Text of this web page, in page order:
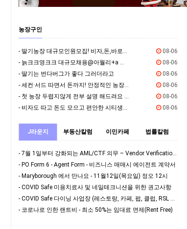
농장구인
- 딸기농장 대규모인원모집! 비자,돈,바로일가능! 함께하실분!
08-06
- 늙크크영크크 대규모채용@아월리+a 벌어가는 초대형팜@숙소제공@비자가능
08-06
- 딸기는 번다버그가 좋다 그러더라고
08-06
- 세컨·서드 따면서 돈까지! 안정적인 농장 구인!
08-06
- 첫 농장 두렵지않게 전부 설명 해드려요 32.18 아월리잡!
08-06
- 비자도 따고 돈도 모으고 편안한 시티생활 하실분!
08-06
J라운지 부동산칼럼 이민카페 법률칼럼
- 7월 1일부터 강화되는 AML/CTF 의무 – Vendor Verification & Bu…
- PO Form 6 - Agent Form - 비즈니스 매매시 에이전트 계약서
- Maryborough 에서 만나요 - 11월12일(목요일) 정오 12시
- COVID Safe 미용치료사 및 네일테크니션을 위한 권고사항
- COVID Safe 다이닝 사업장 (레스토랑, 카페, 펍, 클럽, RSL 및 호텔)을 위…
- 코로나로 인한 랜트비 - 최소 50%는 임대료 면제(Rent Free)